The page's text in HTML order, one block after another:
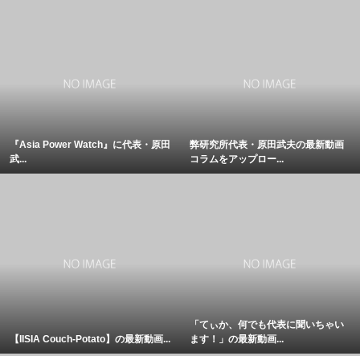
『Asia Power Watch』に代表・原田
武...
弊研究所代表・原田武夫の最新動画
コラムをアップロー...
【IISIA Couch-Potato】の最新動画...
「てぃか、何でも代表に聞いちゃい
ます！」の最新動画...